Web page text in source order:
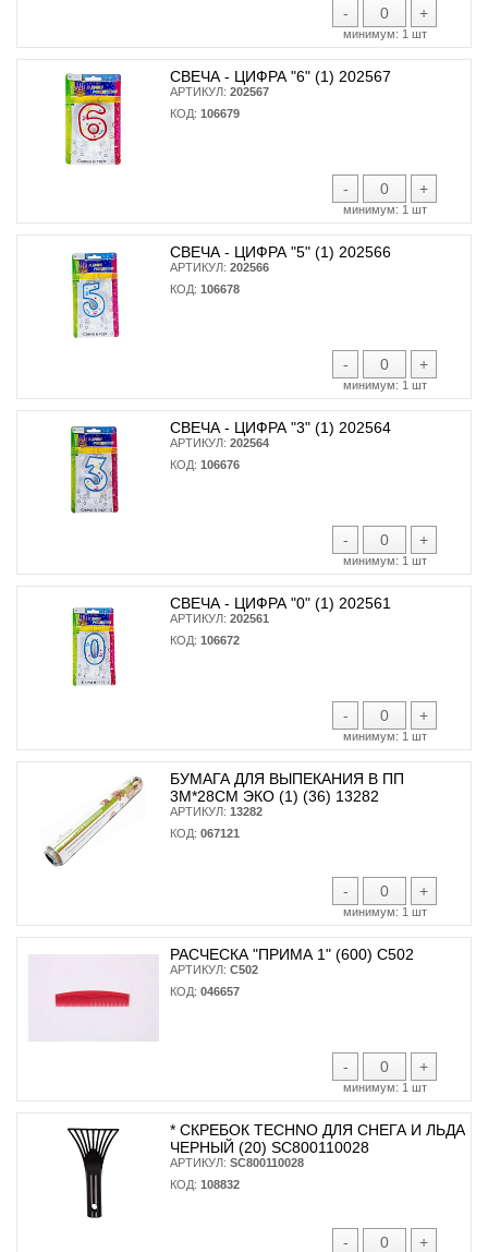
- +
минимум: 1 шт
СВЕЧА - ЦИФРА "6" (1) 202567
АРТИКУЛ: 202567
КОД: 106679
- +
минимум: 1 шт
СВЕЧА - ЦИФРА "5" (1) 202566
АРТИКУЛ: 202566
КОД: 106678
- +
минимум: 1 шт
СВЕЧА - ЦИФРА "3" (1) 202564
АРТИКУЛ: 202564
КОД: 106676
- +
минимум: 1 шт
СВЕЧА - ЦИФРА "0" (1) 202561
АРТИКУЛ: 202561
КОД: 106672
- +
минимум: 1 шт
БУМАГА ДЛЯ ВЫПЕКАНИЯ В ПП
3М*28СМ ЭКО (1) (36) 13282
АРТИКУЛ: 13282
КОД: 067121
- +
минимум: 1 шт
РАСЧЕСКА "ПРИМА 1" (600) С502
АРТИКУЛ: С502
КОД: 046657
- +
минимум: 1 шт
* CКРЕБОК TECHNO ДЛЯ СНЕГА И ЛЬДА
ЧЕРНЫЙ (20) SC800110028
АРТИКУЛ: SC800110028
КОД: 108832
- +